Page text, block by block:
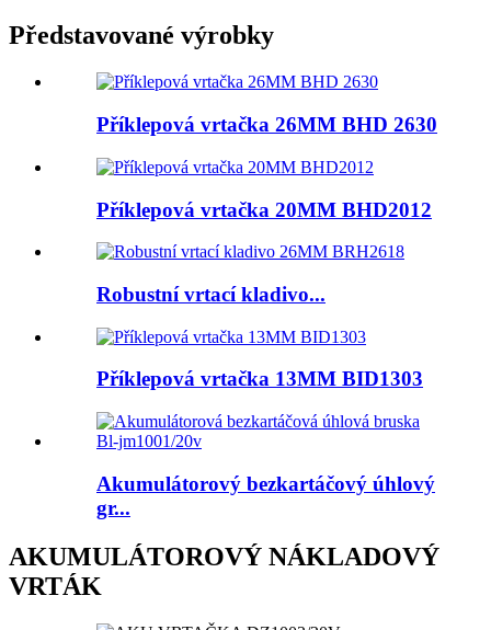
Představované výrobky
Příklepová vrtačka 26MM BHD 2630
Příklepová vrtačka 20MM BHD2012
Robustní vrtací kladivo...
Příklepová vrtačka 13MM BID1303
Akumulátorový bezkartáčový úhlový
gr...
AKUMULÁTOROVÝ NÁKLADOVÝ
VRTÁK